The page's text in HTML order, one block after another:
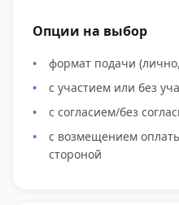
Опции на выбор
формат подачи
с участием или без
с согласием/без
с возмещением
стороной